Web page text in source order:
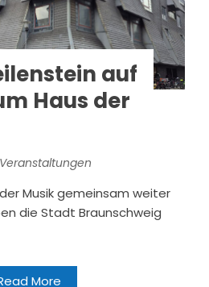
auf
Haus der
Musik gemeinsam weiter
die Stadt Braunschweig
More